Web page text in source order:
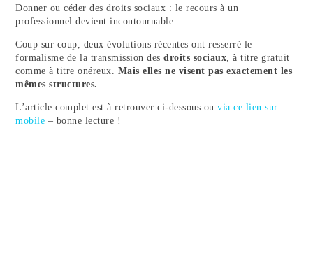
NOUS REJOINDRE
Donner ou céder des droits sociaux : le recours à un
professionnel devient incontournable
Coup sur coup, deux évolutions récentes ont resserré le
formalisme de la transmission desdroits sociaux, à titre gratuit
comme à titre onéreux. Mais elles ne visent pas exactement les
mêmes structures.
L’article complet est à retrouver ci-dessous ouvia ce lien sur
mobile – bonne lecture !